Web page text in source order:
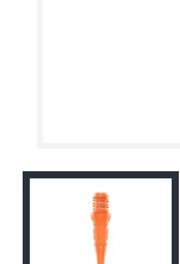
1